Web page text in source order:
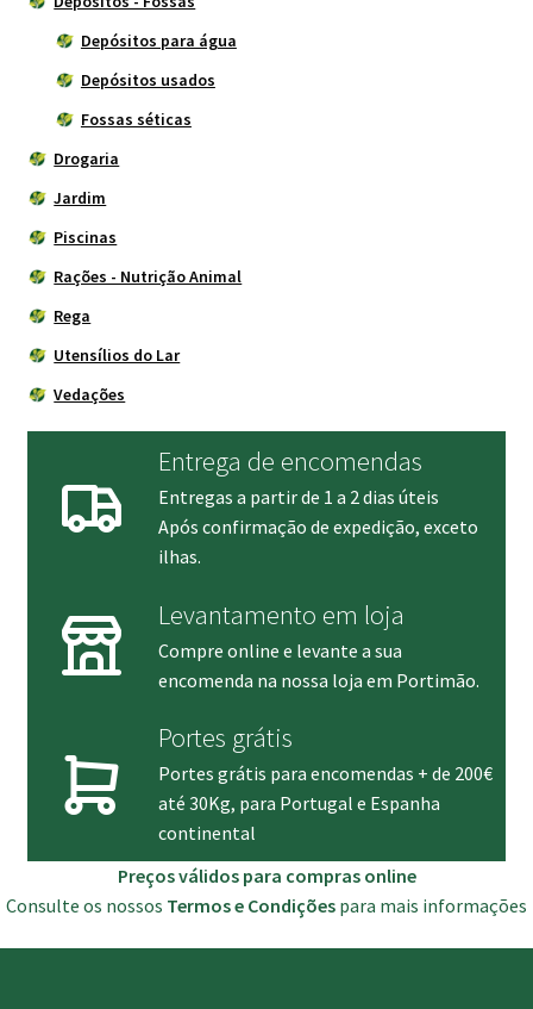
Depósitos para água
Depósitos usados
Fossas séticas
Drogaria
Jardim
Piscinas
Rações - Nutrição Animal
Rega
Utensílios do Lar
Vedações
Entrega de encomendas
Entregas a partir de 1 a 2 dias úteis
Após confirmação de expedição, exceto
ilhas.
Levantamento em loja
Compre online e levante a sua
encomenda na nossa loja em Portimão.
Portes grátis
Portes grátis para encomendas + de 200€
até 30Kg, para Portugal e Espanha
continental
Preços válidos para compras online
Consulte os nossos Termos e Condições para mais informações